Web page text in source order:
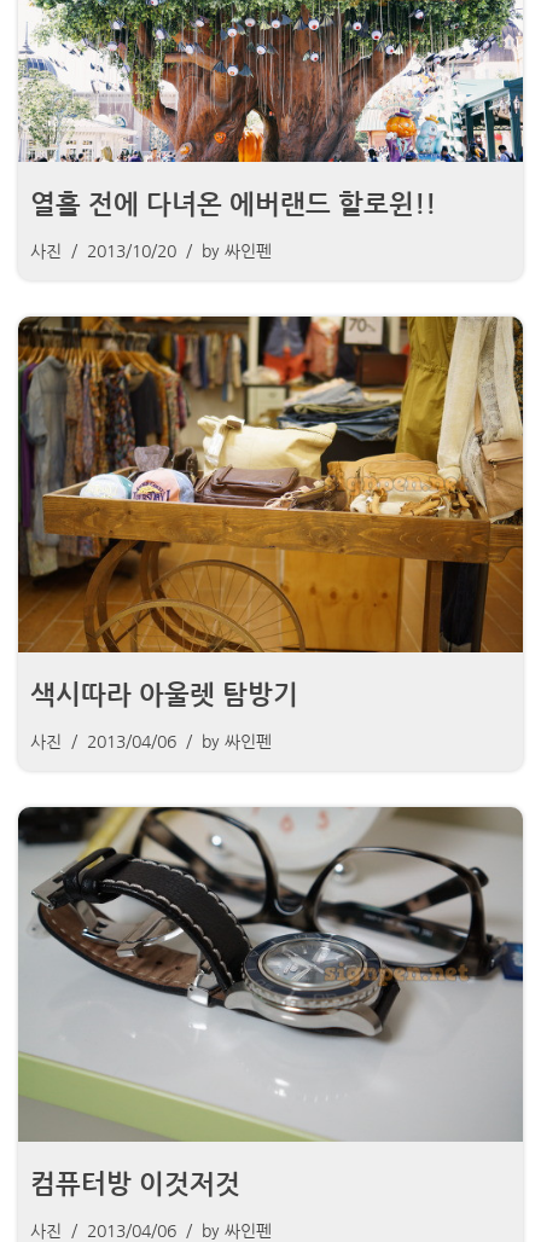
열흘 전에 다녀온 에버랜드 할로윈!!
사진 2013/10/20 by 싸인펜
색시따라 아울렛 탐방기
사진 2013/04/06 by 싸인펜
컴퓨터방 이것저것
사진 2013/04/06 by 싸인펜